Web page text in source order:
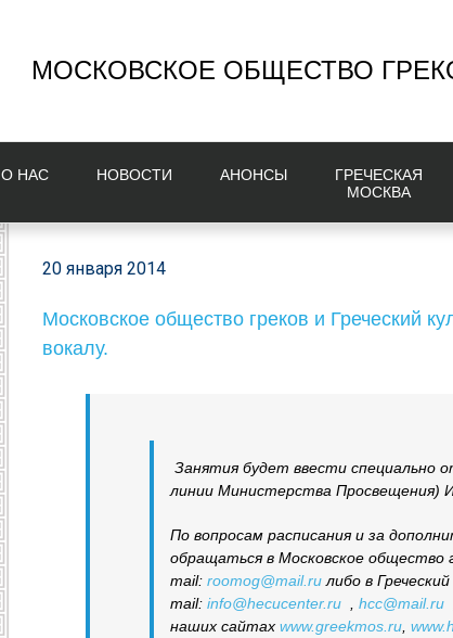
МОСКОВСКОЕ ОБЩЕСТВО
О НAС НОВОСТИ AНОНСЫ
ГРЕЧЕСКАЯ
МОСКВА
20 января 2014
Московское общество греков и Греческий
вокалу.
Занятия будет ввести специально
линии Министерства Просвещения)
По вопросам расписания и за
обращаться в Московское общество
mail: roomog@mail.ru либо в
mail: info@hecucenter.ru hcc@mail.ru
наших сайтах www.greekmos.ru